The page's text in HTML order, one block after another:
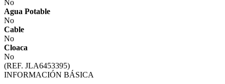
No
Agua Potable
No
Cable
No
Cloaca
No
(REF. JLA6453395)
INFORMACIÓN BÁSICA